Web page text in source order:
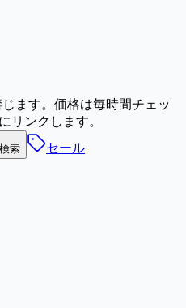
ます。 価格は毎時間チェッ
リンクします。
検索 セール